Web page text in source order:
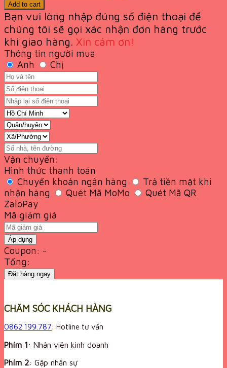
Add to cart
Bạn vui lòng nhập đúng số điện thoại để
chúng tôi sẽ gọi xác nhận đơn hàng trước
khi giao hàng. Xin cảm ơn!
Thông tin người mua
Anh
Chị
Vận chuyển:
Hình thức thanh toán
Chuyển khoản ngân hàng
Trả tiền mặt khi
nhận hàng
Quét Mã MoMo
Quét Mã QR
ZaloPay
Mã giảm giá
Áp dụng
Coupon: -
Tổng:
Đặt hàng ngay
CHĂM SÓC KHÁCH HÀNG
0862.199.787: Hotline tư vấn
Phím 1: Nhân viên kinh doanh
Phím 2: Gặp nhân sự